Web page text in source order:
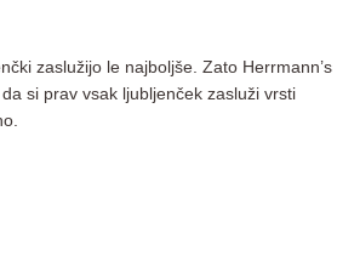
zaslužijo le najboljše. Zato Herrmann’s
si prav vsak ljubljenček zasluži vrsti